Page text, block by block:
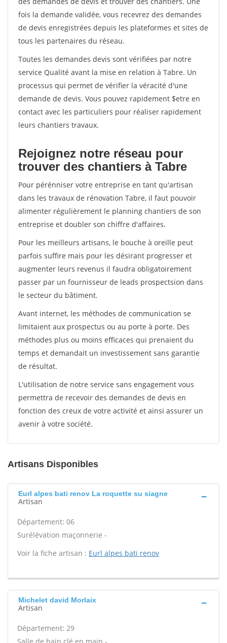
fois la demande validée, vous recevrez des demandes
de devis enregistrées depuis les plateformes et sites de
tous les partenaires du réseau.
Toutes les demandes devis sont vérifiées par notre
service Qualité avant la mise en relation à Tabre. Un
processus qui permet de vérifier la véracité d'une
demande de devis. Vous pouvez rapidement $etre en
contact avec les particuliers pour réaliser rapidement
leurs chantiers travaux.
Rejoignez notre réseau pour
trouver des chantiers à Tabre
Pour pérénniser votre entreprise en tant qu'artisan
dans les travaux de rénovation Tabre, il faut pouvoir
alimenter régulièrement le planning chantiers de son
entreprise et doubler son chiffre d'affaires.
Pour les meilleurs artisans, le bouche à oreille peut
parfois suffire mais pour les désirant progresser et
augmenter leurs revenus il faudra obligatoirement
passer par un fournisseur de leads prospectsion dans
le secteur du bâtiment.
Avant internet, les méthodes de communication se
limitaient aux prospectus ou au porte à porte. Des
méthodes plus ou moins efficaces qui prenaient du
temps et demandait un investissement sans garantie
de résultat.
L'utilisation de notre service sans engagement vous
permettra de recevoir des demandes de devis en
fonction des creux de votre activité et ainsi assurer un
avenir à votre société.
Artisans Disponibles
Eurl alpes bati renov La roquette su siagne
Artisan
Département: 06
Surélévation maçonnerie -
Voir la fiche artisan : Eurl alpes bati renov
Michelet david Morlaix
Artisan
Département: 29